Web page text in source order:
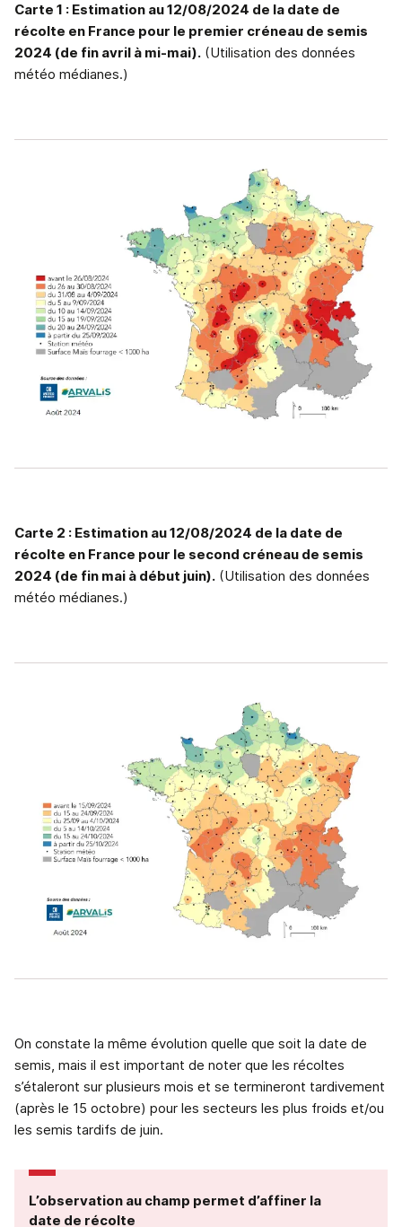
Carte 1 : Estimation au 12/08/2024 de la date de
récolte en France pour le premier créneau de semis
2024 (de fin avril à mi-mai). (Utilisation des données
météo médianes.)
Carte 2 : Estimation au 12/08/2024 de la date de
récolte en France pour le second créneau de semis
2024 (de fin mai à début juin). (Utilisation des données
météo médianes.)
On constate la même évolution quelle que soit la date de
semis, mais il est important de noter que les récoltes
s’étaleront sur plusieurs mois et se termineront tardivement
(après le 15 octobre) pour les secteurs les plus froids et/ou
les semis tardifs de juin.
L’observation au champ permet d’affiner la
date de récolte